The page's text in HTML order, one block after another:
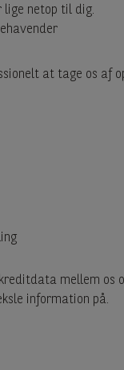
netop til dig.
at tage os af
mellem os
information på.